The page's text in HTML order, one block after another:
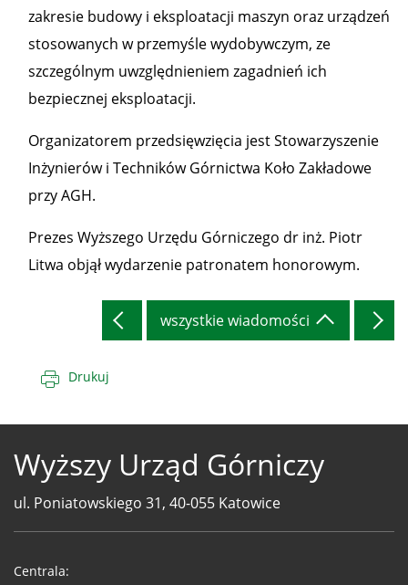
zakresie budowy i eksploatacji maszyn oraz urządzeń
stosowanych w przemyśle wydobywczym, ze
szczególnym uwzględnieniem zagadnień ich
bezpiecznej eksploatacji.
Organizatorem przedsięwzięcia jest Stowarzyszenie
Inżynierów i Techników Górnictwa Koło Zakładowe
przy AGH.
Prezes Wyższego Urzędu Górniczego dr inż. Piotr
Litwa objął wydarzenie patronatem honorowym.
wszystkie wiadomości
Drukuj
Wyższy Urząd Górniczy
ul. Poniatowskiego 31, 40-055 Katowice
WUG
Centrala: